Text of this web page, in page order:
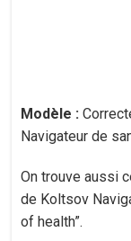
Modèle :
Navigateur de
On trouve aussi
de Koltsov
of health”.